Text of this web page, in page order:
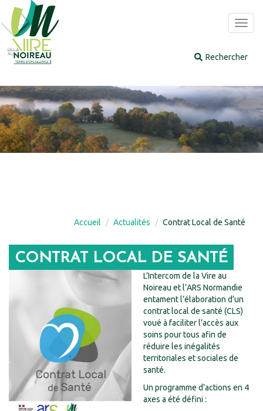
Accueil Actualités Contrat Local de Santé
CONTRAT LOCAL DE SANTÉ
L’Intercom de la Vire au
Noireau et l’ARS Normandie
entament l’élaboration d’un
contrat local de santé (CLS)
voué à faciliter l’accès aux
soins pour tous afin de
réduire les inégalités
territoriales et sociales de
santé.
Un programme d’actions en 4
axes a été défini :
Panneau de gestion des cookies